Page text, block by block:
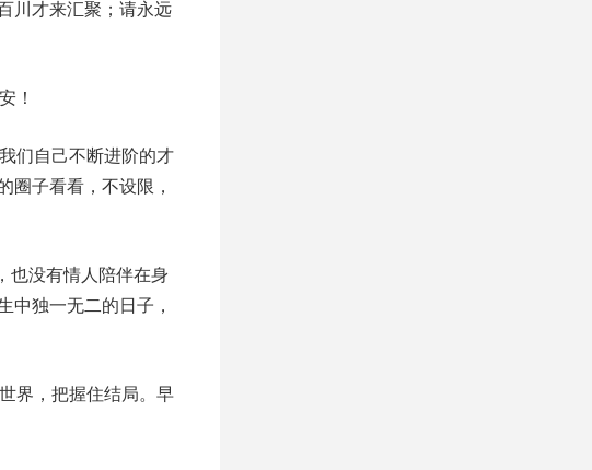
川才来汇聚；请永远
！
们自己不断进阶的才
圈子看看，不设限，
也没有情人陪伴在身
独一无二的日子，
界，把握住结局。早